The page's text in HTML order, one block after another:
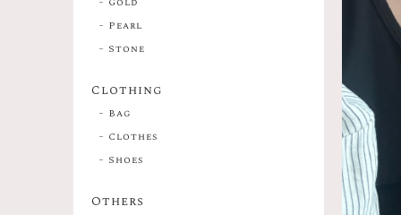
Pearl
Stone
Clothing
Bag
Clothes
Shoes
Others